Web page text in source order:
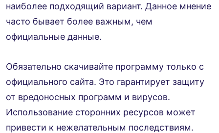
наиболее подходящий вариант. Данное мнение
часто бывает более важным, чем
официальные данные.
Обязательно скачивайте программу только с
официального сайта. Это гарантирует защиту
от вредоносных программ и вирусов.
Использование сторонних ресурсов может
привести к нежелательным последствиям.